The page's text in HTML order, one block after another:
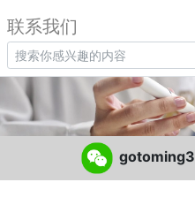
联系我们
gotoming3